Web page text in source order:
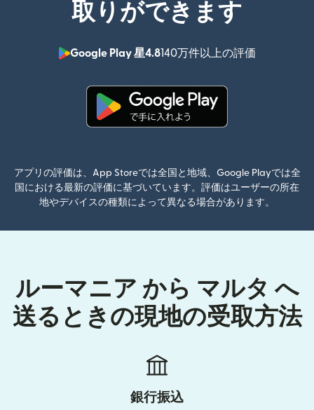
取りができます
Google Play 星4.8140万件以上の評価
（別ウィン
アプリの評価は、App Storeでは全国と地域、Google Playでは全
国における最新の評価に基づいています。評価はユーザーの所在
地やデバイスの種類によって異なる場合があります。
ルーマニア から マルタ へ
送るときの現地の受取方法
銀行振込